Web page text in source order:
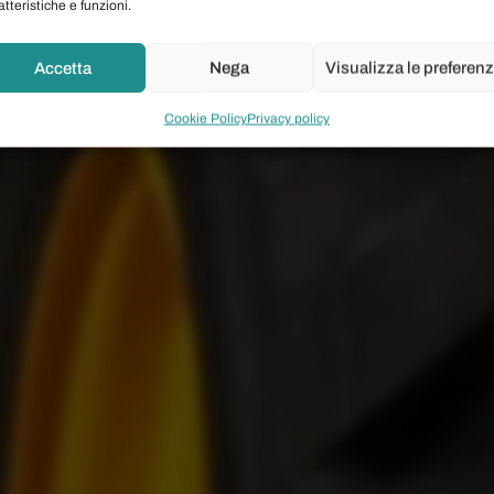
e funzioni.
Accetta Nega Visualizza le
Cookie PolicyPrivacy policy